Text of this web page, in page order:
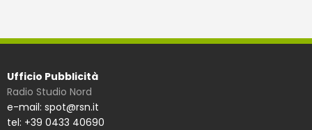
Ufficio Pubblicità
Radio Studio Nord
e-mail: spot@rsn.it
tel: +39 0433 40690